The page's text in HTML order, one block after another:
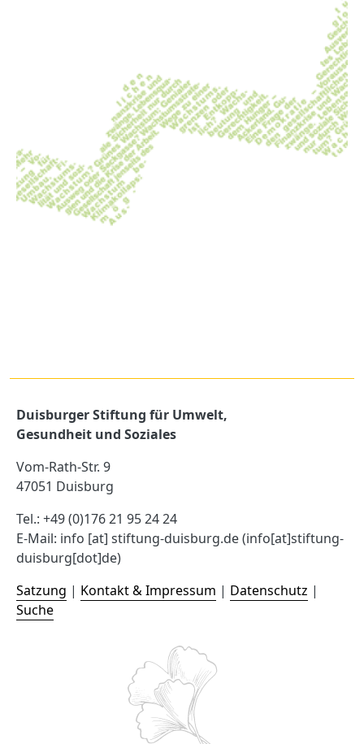
Duisburger Stiftung für Umwelt,
Gesundheit und Soziales
Vom-Rath-Str. 9
47051 Duisburg
Tel.: +49 (0)176 21 95 24 24
E-Mail: info [at] stiftung-duisburg.de(info[at]stiftung-
duisburg[dot]de)
Satzung | Kontakt & Impressum | Datenschutz |
Suche